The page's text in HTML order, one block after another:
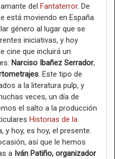
del Fantaterror. De
está moviendo en España
género al lugar que se
iniciativas, y hoy
cine que incluirá un
Narciso Ibañez Serrador,
. Este tipo de
a la literatura pulp, y
veces, un día de
el salto a la producción
Historias de la
y hoy, es hoy, el presente.
así que le hemos
a Iván Patiño, organizador